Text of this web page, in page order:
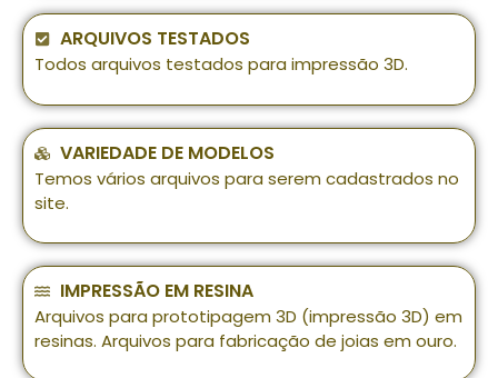
ARQUIVOS TESTADOS
Todos arquivos testados para impressão 3D.
VARIEDADE DE MODELOS
Temos vários arquivos para serem cadastrados no
site.
IMPRESSÃO EM RESINA
Arquivos para prototipagem 3D (impressão 3D) em
resinas. Arquivos para fabricação de joias em ouro.